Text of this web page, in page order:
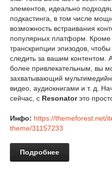
элементов, идеально
подкастинга, в том числе
возможность встраивания
популярных платформ. Кроме
транскрипции эпизодов,
следить за вашим контентом.
более привлекательным, вы
захватывающий
видео, аудиокнигами и т. д.
сейчас, с Resonatorэто
Инфо: https://themeforest.net/
theme/31157233
Подробнее